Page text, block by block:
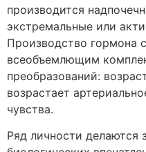
производится
экстремальные или
Производство гормона
всеобъемлющим
преобразований:
возрастает
чувства.
Ряд личности делаются